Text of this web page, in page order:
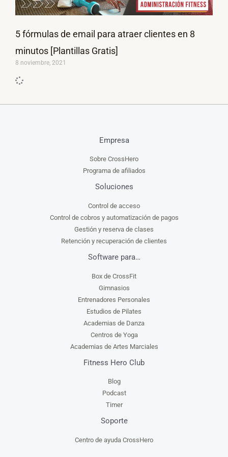
5 fórmulas de email para atraer clientes en 8
minutos [Plantillas Gratis]
8 noviembre, 2021
Empresa
Sobre CrossHero
Programa de afiliados
Soluciones
Control de acceso
Control de cobros y automatización de pagos
Gestión y reserva de clases
Retención y recuperación de clientes
Software para…
Box de CrossFit
Gimnasios
Entrenadores Personales
Estudios de Pilates
Academias de Danza
Centros de Yoga
Academias de Artes Marciales
Fitness Hero Club
Blog
Podcast
Timer
Soporte
Centro de ayuda CrossHero